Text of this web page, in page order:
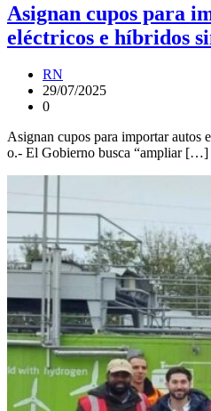
Asignan cupos para
eléctricos e híbridos
RN
29/07/2025
0
Asignan cupos para importar autos
o.- El Gobierno busca “ampliar […]